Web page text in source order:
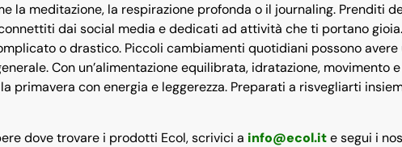
la meditazione, la respirazione profonda o il journaling. Prenditi
dai social media e dedicati ad attività che ti portano gioia.
o drastico. Piccoli cambiamenti quotidiani possono avere
Con un’alimentazione equilibrata, idratazione, movimento e
primavera con energia e leggerezza. Preparati a risvegliarti
dove trovare i prodotti Ecol, scrivici a info@ecol.ite segui i